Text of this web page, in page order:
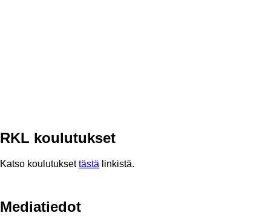
RKL koulutukset
Katso koulutuksettästä linkistä.
Mediatiedot